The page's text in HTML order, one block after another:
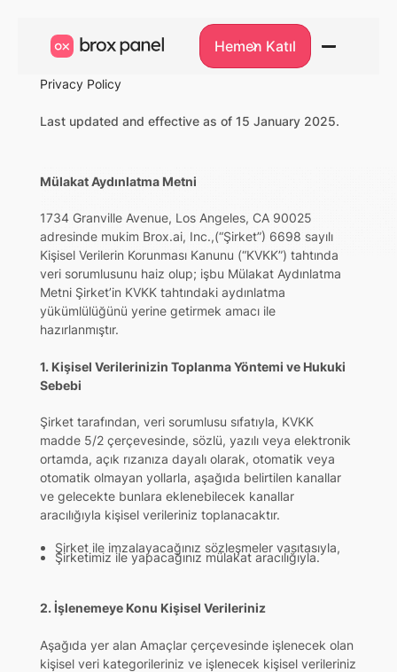
Hemen Katıl
Hemen Katıl
Privacy Policy
Last updated and effective as of 15 January 2025.
Mülakat Aydınlatma Metni
1734 Granville Avenue, Los Angeles, CA 90025
adresinde mukim Brox.ai, Inc.,(“Şirket”) 6698 sayılı
Kişisel Verilerin Korunması Kanunu (“KVKK”) tahtında
veri sorumlusunu haiz olup; işbu Mülakat Aydınlatma
Metni Şirket’in KVKK tahtındaki aydınlatma
yükümlülüğünü yerine getirmek amacı ile
hazırlanmıştır.
1. Kişisel Verilerinizin Toplanma Yöntemi ve Hukuki
Sebebi
Şirket tarafından, veri sorumlusu sıfatıyla, KVKK
madde 5/2 çerçevesinde, sözlü, yazılı veya elektronik
ortamda, açık rızanıza dayalı olarak, otomatik veya
otomatik olmayan yollarla, aşağıda belirtilen kanallar
ve gelecekte bunlara eklenebilecek kanallar
aracılığıyla kişisel verileriniz toplanacaktır.
Şirket ile imzalayacağınız sözleşmeler vasıtasıyla,
Şirketimiz ile yapacağınız mülakat aracılığıyla.
2. İşlenemeye Konu Kişisel Verileriniz
Aşağıda yer alan Amaçlar çerçevesinde işlenecek olan
kişisel veri kategorileriniz ve işlenecek kişisel verileriniz